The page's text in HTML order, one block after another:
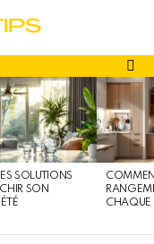
SOLUTIONS
SON
CHAQUE